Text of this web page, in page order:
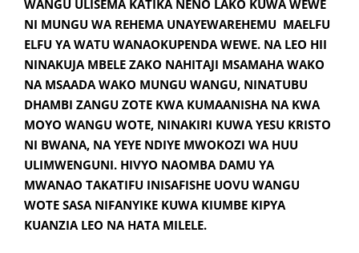
WANGU ULISEMA KATIKA NENO LAKO KUWA WEWE
NI MUNGU WA REHEMA UNAYEWAREHEMU MAELFU
ELFU YA WATU WANAOKUPENDA WEWE. NA LEO HII
NINAKUJA MBELE ZAKO NAHITAJI MSAMAHA WAKO
NA MSAADA WAKO MUNGU WANGU, NINATUBU
DHAMBI ZANGU ZOTE KWA KUMAANISHA NA KWA
MOYO WANGU WOTE, NINAKIRI KUWA YESU KRISTO
NI BWANA, NA YEYE NDIYE MWOKOZI WA HUU
ULIMWENGUNI. HIVYO NAOMBA DAMU YA
MWANAO TAKATIFU INISAFISHE UOVU WANGU
WOTE SASA NIFANYIKE KUWA KIUMBE KIPYA
KUANZIA LEO NA HATA MILELE.